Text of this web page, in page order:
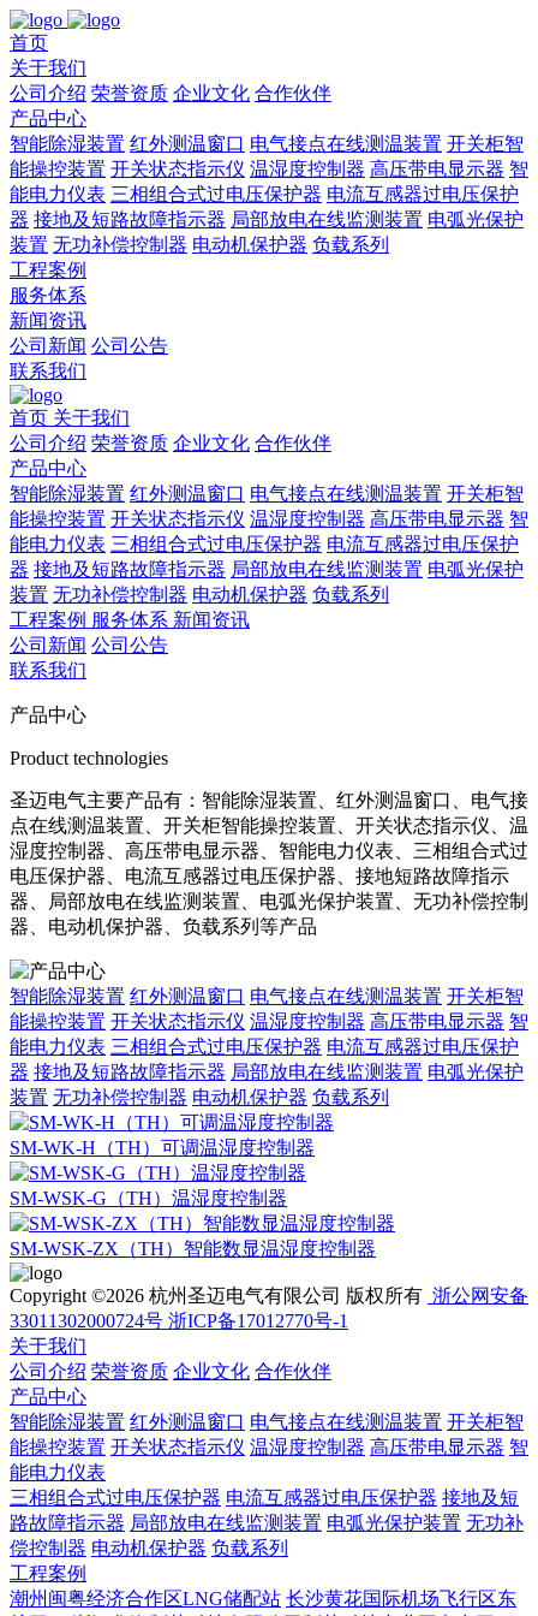
首页
关于我们
公司介绍 荣誉资质 企业文化 合作伙伴
产品中心
智能除湿装置 红外测温窗口 电气接点在线测温装置 开关柜智
能操控装置 开关状态指示仪 温湿度控制器 高压带电显示器 智
能电力仪表 三相组合式过电压保护器 电流互感器过电压保护
器 接地及短路故障指示器 局部放电在线监测装置 电弧光保护
装置 无功补偿控制器 电动机保护器 负载系列
工程案例
服务体系
新闻资讯
公司新闻 公司公告
联系我们
首页 关于我们
公司介绍 荣誉资质 企业文化 合作伙伴
产品中心
智能除湿装置 红外测温窗口 电气接点在线测温装置 开关柜智
能操控装置 开关状态指示仪 温湿度控制器 高压带电显示器 智
能电力仪表 三相组合式过电压保护器 电流互感器过电压保护
器 接地及短路故障指示器 局部放电在线监测装置 电弧光保护
装置 无功补偿控制器 电动机保护器 负载系列
工程案例 服务体系 新闻资讯
公司新闻 公司公告
联系我们
产品中心
Product technologies
圣迈电气主要产品有：智能除湿装置、红外测温窗口、电气接
点在线测温装置、开关柜智能操控装置、开关状态指示仪、温
湿度控制器、高压带电显示器、智能电力仪表、三相组合式过
电压保护器、电流互感器过电压保护器、接地短路故障指示
器、局部放电在线监测装置、电弧光保护装置、无功补偿控制
器、电动机保护器、负载系列等产品
智能除湿装置 红外测温窗口 电气接点在线测温装置 开关柜智
能操控装置 开关状态指示仪 温湿度控制器 高压带电显示器 智
能电力仪表 三相组合式过电压保护器 电流互感器过电压保护
器 接地及短路故障指示器 局部放电在线监测装置 电弧光保护
装置 无功补偿控制器 电动机保护器 负载系列
SM-WK-H（TH）可调温湿度控制器
SM-WSK-G（TH）温湿度控制器
SM-WSK-ZX（TH）智能数显温湿度控制器
Copyright ©2026 杭州圣迈电气有限公司 版权所有 浙公网安备
33011302000724号 浙ICP备17012770号-1
关于我们
公司介绍 荣誉资质 企业文化 合作伙伴
产品中心
智能除湿装置 红外测温窗口 电气接点在线测温装置 开关柜智
能操控装置 开关状态指示仪 温湿度控制器 高压带电显示器 智
能电力仪表
三相组合式过电压保护器 电流互感器过电压保护器 接地及短
路故障指示器 局部放电在线监测装置 电弧光保护装置 无功补
偿控制器 电动机保护器 负载系列
工程案例
潮州闽粤经济合作区LNG储配站 长沙黄花国际机场飞行区东